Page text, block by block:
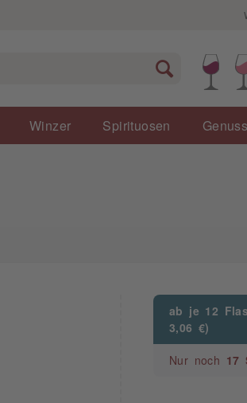
Winzer Spirituosen
ab je 12
3,06 €)
Nur noch 17